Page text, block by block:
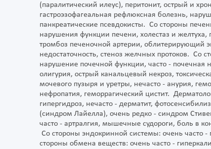
(паралитический илеус), перитонит, острый и
гастроэзофагеальная рефлюксная болезнь,
панкреатические псевдокисты. Со стороны
нарушения функции печени, холестаз и желтуха,
тромбоз печеночной артерии, облитерирующий
недостаточность, стеноз желчных протоков. Со
нарушение почечной функции, часто - почечная
олигурия, острый канальцевый некроз,
мочевого пузыря и уретры, нечасто - анурия,
нефропатия, геморрагический цистит.
гипергидроз, нечасто - дерматит,
(синдром Лайелла), очень редко - синдром
часто - артралгия, мышечные судороги, боль в
Со стороны эндокринной системы: очень часто
стороны обмена веществ: очень часто -